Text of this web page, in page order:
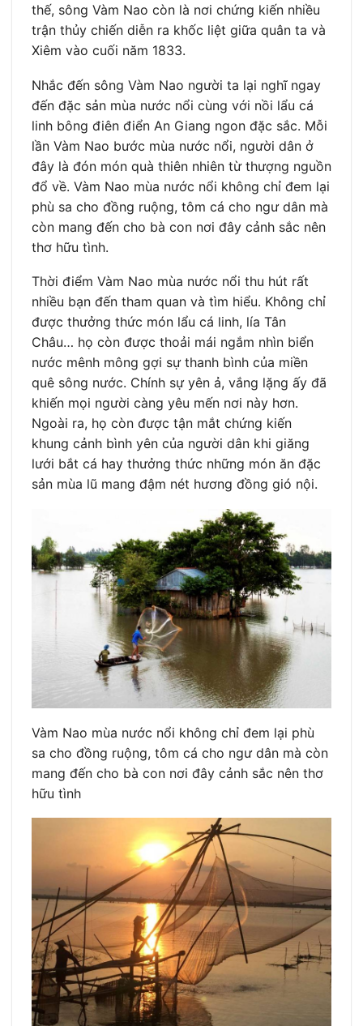
thế, sông Vàm Nao còn là nơi chứng kiến nhiều
trận thủy chiến diễn ra khốc liệt giữa quân ta và
Xiêm vào cuối năm 1833.
Nhắc đến sông Vàm Nao người ta lại nghĩ ngay
đến đặc sản mùa nước nổi cùng với nồi lẩu cá
linh bông điên điển An Giang ngon đặc sắc. Mỗi
lần Vàm Nao bước mùa nước nổi, người dân ở
đây là đón món quà thiên nhiên từ thượng nguồn
đổ về. Vàm Nao mùa nước nổi không chỉ đem lại
phù sa cho đồng ruộng, tôm cá cho ngư dân mà
còn mang đến cho bà con nơi đây cảnh sắc nên
thơ hữu tình.
Thời điểm Vàm Nao mùa nước nổi thu hút rất
nhiều bạn đến tham quan và tìm hiểu. Không chỉ
được thưởng thức món lẩu cá linh, lía Tân
Châu… họ còn được thoải mái ngắm nhìn biển
nước mênh mông gợi sự thanh bình của miền
quê sông nước. Chính sự yên ả, vắng lặng ấy đã
khiến mọi người càng yêu mến nơi này hơn.
Ngoài ra, họ còn được tận mắt chứng kiến
khung cảnh bình yên của người dân khi giăng
lưới bắt cá hay thưởng thức những món ăn đặc
sản mùa lũ mang đậm nét hương đồng gió nội.
Vàm Nao mùa nước nổi không chỉ đem lại phù
sa cho đồng ruộng, tôm cá cho ngư dân mà còn
mang đến cho bà con nơi đây cảnh sắc nên thơ
hữu tình